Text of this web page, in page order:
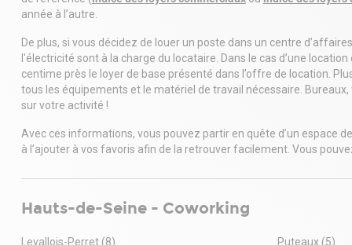
de sécurité
• La
l'heure, à la
• De
réservation
• Des
année à l’autre.
De plus, si vous décidez de louer un poste dans un centre
l'électricité sont à la charge du locataire. Dans le cas d’une
centime près le loyer de base présenté dans l’offre de location.
tous les équipements et le matériel de travail nécessaire.
sur votre activité !
Avec ces informations, vous pouvez partir en quête d’un espace
à l’ajouter à vos favoris afin de la retrouver facilement. Vous
Hauts-de-Seine - Coworking
Levallois-Perret (8) Puteaux (5)